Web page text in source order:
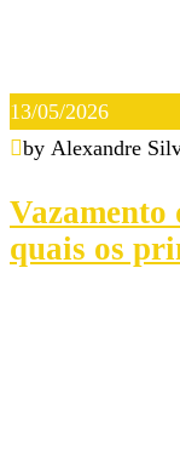
13/05/2026
by Alexandre
Vazamento
quais os